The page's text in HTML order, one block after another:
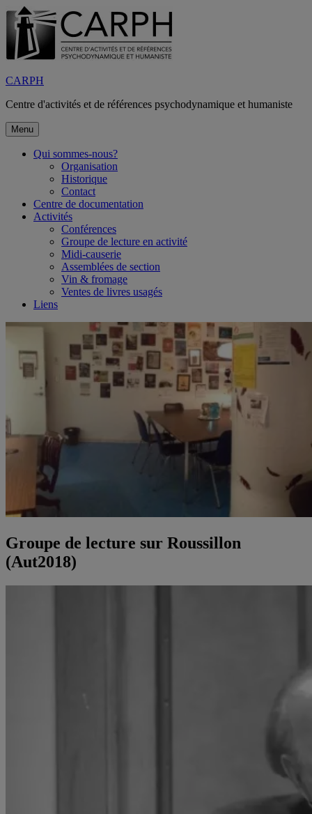
Aller
au
contenu
CARPH
Centre d'activités et de références psychodynamique et humaniste
Menu
Qui sommes-nous?
Organisation
Historique
Contact
Centre de documentation
Activités
Conférences
Groupe de lecture en activité
Midi-causerie
Assemblées de section
Vin & fromage
Ventes de livres usagés
Liens
Groupe de lecture sur Roussillon
(Aut2018)